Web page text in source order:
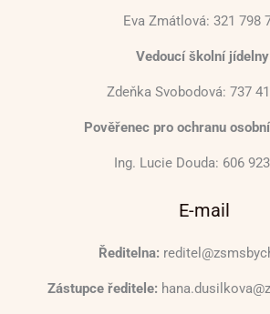
Eva Zmátlová: 321 798
Vedoucí školní
Zdeňka Svobodová: 737
Pověřenec pro ochranu
Ing. Lucie Douda: 606
E-mail
Ředitelna:
Zástupce ředitele: